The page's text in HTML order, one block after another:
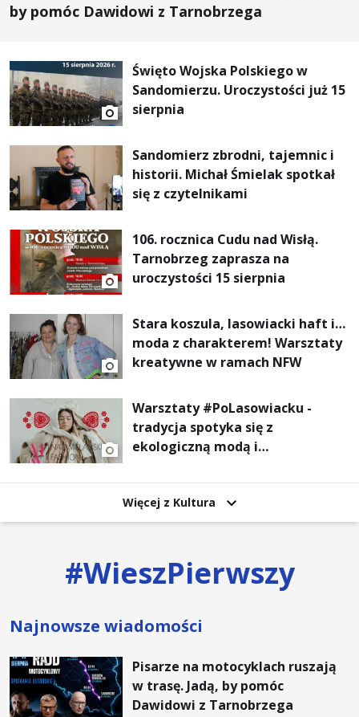
by pomóc Dawidowi z Tarnobrzega
Święto Wojska Polskiego w
Sandomierzu. Uroczystości już 15
sierpnia
Sandomierz zbrodni, tajemnic i
historii. Michał Śmielak spotkał
się z czytelnikami
106. rocznica Cudu nad Wisłą.
Tarnobrzeg zaprasza na
uroczystości 15 sierpnia
Stara koszula, lasowiacki haft i…
moda z charakterem! Warsztaty
kreatywne w ramach NFW
Warsztaty #PoLasowiacku -
tradycja spotyka się z
ekologiczną modą i
Więcej z Kultura
#WieszPierwszy
Najnowsze wiadomości
Pisarze na motocyklach ruszają
w trasę. Jadą, by pomóc
Dawidowi z Tarnobrzega